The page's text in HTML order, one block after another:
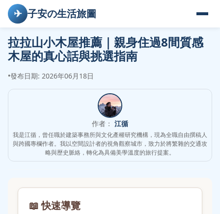
✈ 子安の生活旅圖
拉拉山小木屋推薦｜親身住過8間質感
木屋的真心話與挑選指南
•發布日期: 2026年06月18日
作者： 江循
我是江循，曾任職於建築事務所與文化產權研究機構，現為全職自由撰稿人
與跨國專欄作者。我以空間設計者的視角觀察城市，致力於將繁雜的交通攻
略與歷史脈絡，轉化為具備美學溫度的旅行提案。
📖 快速導覽